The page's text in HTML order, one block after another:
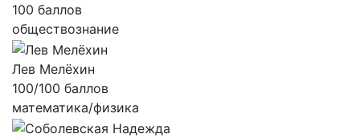
100 баллов
обществознание
Лев Мелёхин
100/100 баллов
математика/физика